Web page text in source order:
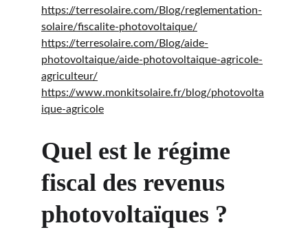
Quel est le régime
fiscal des revenus
photovoltaïques ?
https://terresolaire.com/Blog/reglementation-
solaire/fiscalite-photovoltaique/
https://terresolaire.com/Blog/aide-
photovoltaique/aide-photovoltaique-agricole-
agriculteur/
https://www.monkitsolaire.fr/blog/photovolta
ique-agricole